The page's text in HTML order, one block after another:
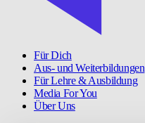
Für Dich
Aus- und Weiterbildungen
Für Lehre & Ausbildung
Media For You
Über Uns